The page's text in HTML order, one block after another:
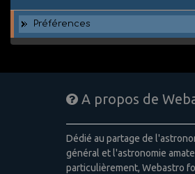
Préférences
A propos de
Dédié au partage de
général et l'astronomie
particulièrement, Webastro